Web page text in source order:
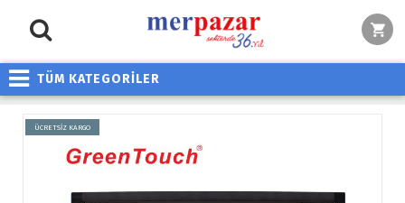
TÜM KATEGORİLER
ÜCRETSİZ KARGO